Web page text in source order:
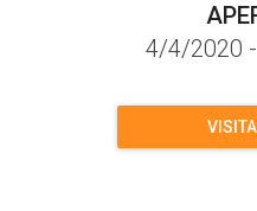
4/4/2020 -